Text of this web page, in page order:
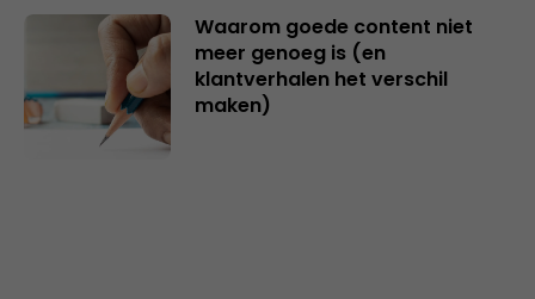
Waarom goede content niet
meer genoeg is (en
klantverhalen het verschil
maken)